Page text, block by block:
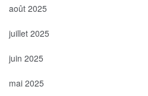
août 2025
juillet 2025
juin 2025
mai 2025